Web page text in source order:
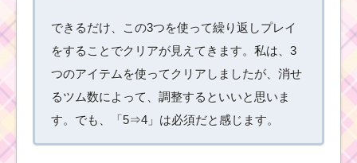
リーズシリーズを100
略するツム
できるだけ、この3つを使って繰り返しプレイ
をすることでクリアが見えてきます。私は、3
つのアイテムを使ってクリアしましたが、消せ
るツム数によって、調整するといいと思いま
す。でも、「5⇒4」は必須だと感じます。